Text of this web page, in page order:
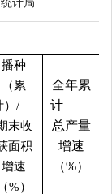
播种
（累
/
末收
面积
增速
（%）
全年累
计
总产量
增速
（%）